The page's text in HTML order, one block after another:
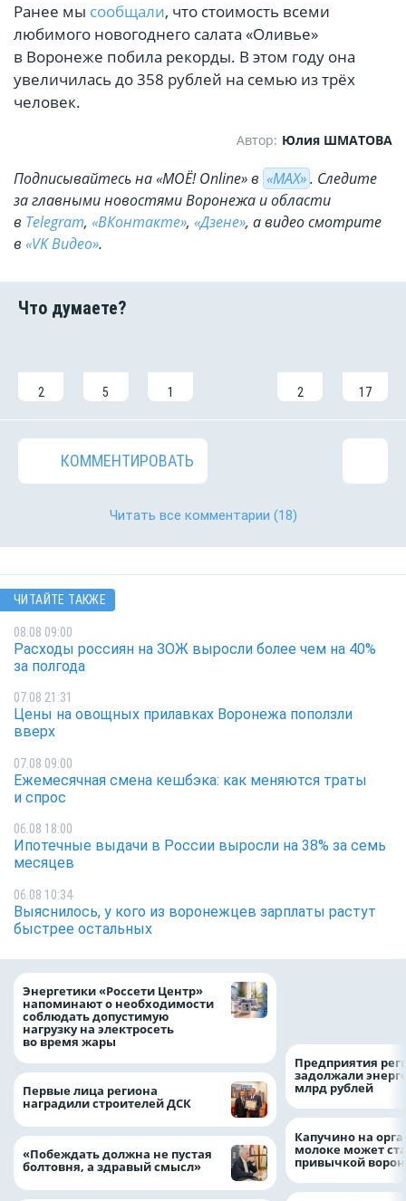
Ранее мы сообщали, что стоимость всеми
любимого новогоднего салата «Оливье»
в Воронеже побила рекорды. В этом году она
увеличилась до 358 рублей на семью из трёх
человек.
Автор: Юлия ШМАТОВА
Подписывайтесь на «МОЁ! Online» в «МАХ». Cледите
за главными новостями Воронежа и области
в Telegram, «ВКонтакте», «Дзене», а видео смотрите
в «VK Видео».
2 5 1 2 17
КОММЕНТИРОВАТЬ
Читать все комментарии (18)
ЧИТАЙТЕ ТАКЖЕ
08.08 09:00
Расходы россиян на ЗОЖ выросли более чем на 40%
за полгода
07.08 21:31
Цены на овощных прилавках Воронежа поползли
вверх
07.08 09:00
Ежемесячная смена кешбэка: как меняются траты
и спрос
06.08 18:00
Ипотечные выдачи в России выросли на 38% за семь
месяцев
06.08 10:34
Выяснилось, у кого из воронежцев зарплаты растут
быстрее остальных
Энергетики «Россети Центр»
напоминают о необходимости
соблюдать допустимую
нагрузку на электросеть
во время жары
Первые лица региона
наградили строителей ДСК
«Побеждать должна не пустая
болтовня, а здравый смысл»
Предприятия
задолжали
млрд рублей
Капучино на
молоке может
привычкой